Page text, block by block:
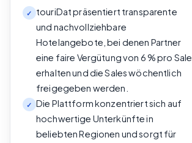
✓
touriDat präsentiert transparente
und nachvollziehbare
Hotelangebote, bei denen Partner
eine faire Vergütung von 6 % pro Sale
erhalten und die Sales wöchentlich
freigegeben werden.
✓
Die Plattform konzentriert sich auf
hochwertige Unterkünfte in
beliebten Regionen und sorgt für